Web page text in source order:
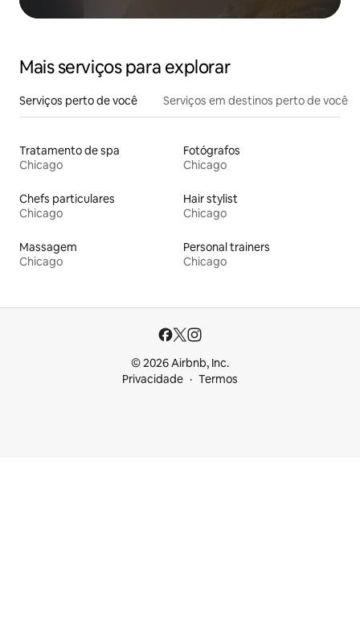
Mais serviços para explorar
Serviços perto de você Serviços em destinos perto de você
Tratamento de spa
Chicago
Fotógrafos
Chicago
Chefs particulares
Chicago
Hair stylist
Chicago
Massagem
Chicago
Personal trainers
Chicago
© 2026 Airbnb, Inc.
Privacidade
Termos